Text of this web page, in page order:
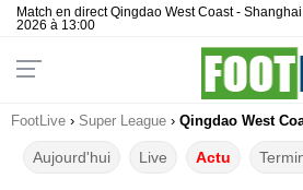
Match en direct Qingdao West Coast -
2026 à 13:00
FootLive › Super League › Qingdao West
Aujourd'hui Live Actu